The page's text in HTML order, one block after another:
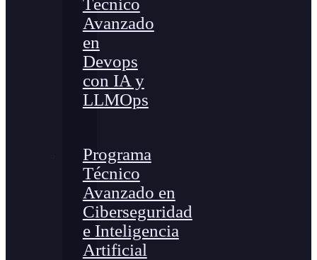
Técnico
Avanzado
en
Devops
con IA y
LLMOps
Programa
Técnico
Avanzado en
Ciberseguridad
e Inteligencia
Artificial